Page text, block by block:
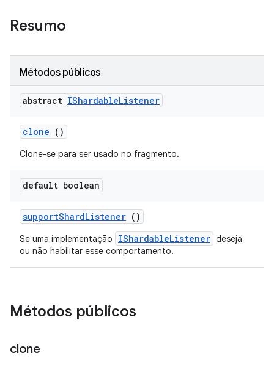
Resumo
Métodos públicos
abstract IShardableListener
clone ()
Clone-se para ser usado no fragmento.
default boolean
supportShardListener ()
Se uma implementação IShardableListener deseja
ou não habilitar esse comportamento.
Métodos públicos
clone